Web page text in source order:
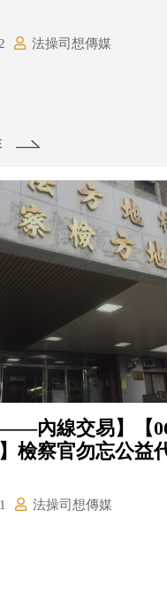
法操司想傳媒
——內線交易】【
檢察官勿忘公益
法操司想傳媒